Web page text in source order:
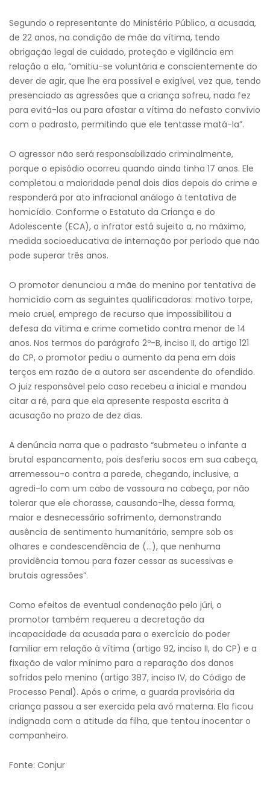
Segundo o representante do Ministério Público, a acusada,
de 22 anos, na condição de mãe da vítima, tendo
obrigação legal de cuidado, proteção e vigilância em
relação a ela, “omitiu-se voluntária e conscientemente do
dever de agir, que lhe era possível e exigível, vez que, tendo
presenciado as agressões que a criança sofreu, nada fez
para evitá-las ou para afastar a vítima do nefasto convívio
com o padrasto, permitindo que ele tentasse matá-la”.
O agressor não será responsabilizado criminalmente,
porque o episódio ocorreu quando ainda tinha 17 anos. Ele
completou a maioridade penal dois dias depois do crime e
responderá por ato infracional análogo à tentativa de
homicídio. Conforme o Estatuto da Criança e do
Adolescente (ECA), o infrator está sujeito a, no máximo,
medida socioeducativa de internação por período que não
pode superar três anos.
O promotor denunciou a mãe do menino por tentativa de
homicídio com as seguintes qualificadoras: motivo torpe,
meio cruel, emprego de recurso que impossibilitou a
defesa da vítima e crime cometido contra menor de 14
anos. Nos termos do parágrafo 2º-B, inciso II, do artigo 121
do CP, o promotor pediu o aumento da pena em dois
terços em razão de a autora ser ascendente do ofendido.
O juiz responsável pelo caso recebeu a inicial e mandou
citar a ré, para que ela apresente resposta escrita à
acusação no prazo de dez dias.
A denúncia narra que o padrasto “submeteu o infante a
brutal espancamento, pois desferiu socos em sua cabeça,
arremessou-o contra a parede, chegando, inclusive, a
agredi-lo com um cabo de vassoura na cabeça, por não
tolerar que ele chorasse, causando-lhe, dessa forma,
maior e desnecessário sofrimento, demonstrando
ausência de sentimento humanitário, sempre sob os
olhares e condescendência de (…), que nenhuma
providência tomou para fazer cessar as sucessivas e
brutais agressões”.
Como efeitos de eventual condenação pelo júri, o
promotor também requereu a decretação da
incapacidade da acusada para o exercício do poder
familiar em relação à vítima (artigo 92, inciso II, do CP) e a
fixação de valor mínimo para a reparação dos danos
sofridos pelo menino (artigo 387, inciso IV, do Código de
Processo Penal). Após o crime, a guarda provisória da
criança passou a ser exercida pela avó materna. Ela ficou
indignada com a atitude da filha, que tentou inocentar o
companheiro.
Fonte: Conjur